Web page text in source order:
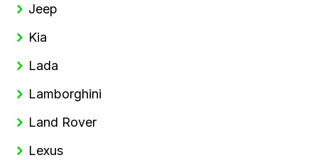
Jeep
Kia
Lada
Lamborghini
Land Rover
Lexus